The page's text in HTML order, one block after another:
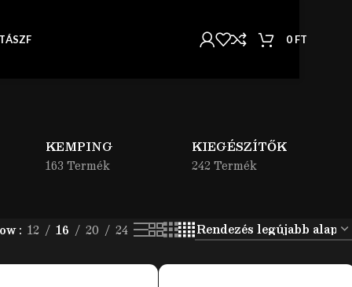
ÁSZF 0 FT
KEMPING
163 Termék
KIEGÉSZÍTŐK
242 Termék
12 16 20 24